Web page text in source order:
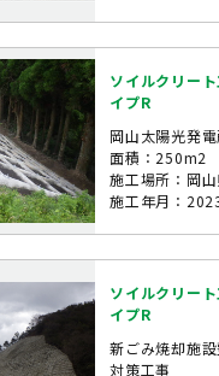
ソイルクリー
イプR
岡山太陽光発
面積：250m2
施工場所：岡
施工年月：
ソイルクリー
イプR
新ごみ焼却施
対策工事